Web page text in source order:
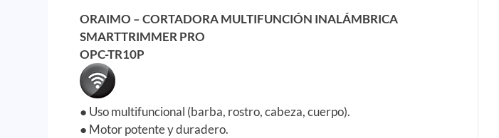
ORAIMO – CORTADORA MULTIFUNCIÓN INALÁMBRICA
SMARTTRIMMER PRO
OPC-TR10P
● Uso multifuncional (barba, rostro, cabeza, cuerpo).
● Motor potente y duradero.